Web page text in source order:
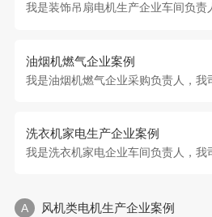
油烟机燃气企业案例
洗衣机家电生产企业案例
风机类电机生产企业案例